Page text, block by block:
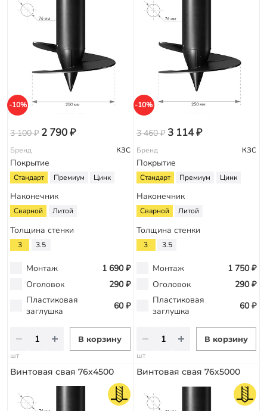
-10%
3 100 ₽ 2 790 ₽
Бренд КЗС
Покрытие
Стандарт Премиум Цинк
Наконечник
Сварной Литой
Толщина стенки
3 3.5
Монтаж
1 690 ₽
Оголовок
290 ₽
Пластиковая
заглушка
60 ₽
В корзину
шт
-10%
3 460 ₽ 3 114 ₽
Бренд КЗС
Покрытие
Стандарт Премиум Цинк
Наконечник
Сварной Литой
Толщина стенки
3 3.5
Монтаж
1 750 ₽
Оголовок
290 ₽
Пластиковая
заглушка
60 ₽
В корзину
шт
Винтовая свая 76х4500 Винтовая свая 76х5000